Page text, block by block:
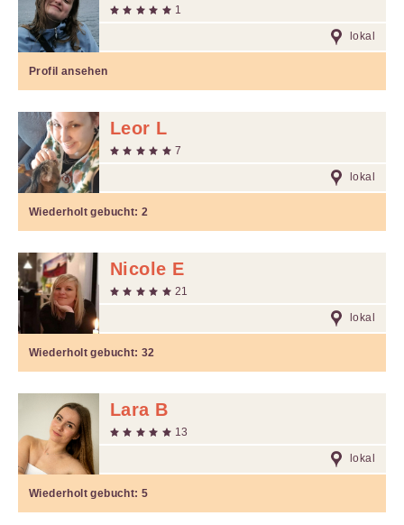
1
lokal
Profil ansehen
Leor L
7
lokal
Wiederholt gebucht:2
Nicole E
21
lokal
Wiederholt gebucht:32
Lara B
13
lokal
Wiederholt gebucht:5